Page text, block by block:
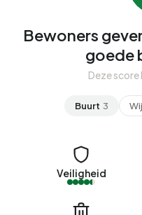
Bewoners
goede
Deze
Buurt 3
Veiligheid